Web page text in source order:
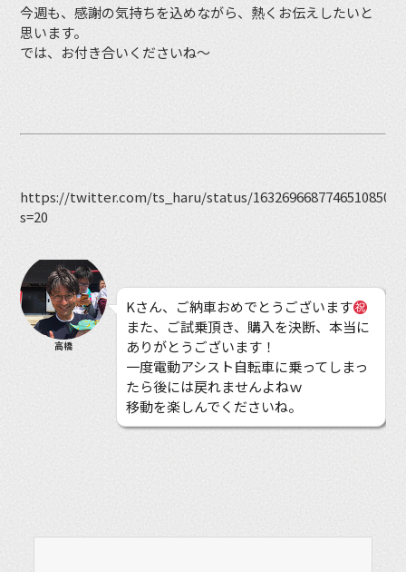
今週も、感謝の気持ちを込めながら、熱くお伝えしたいと
思います。
では、お付き合いくださいね〜
https://twitter.com/ts_haru/status/1632696687746510850?
s=20
高橋
Kさん、ご納車おめでとうございます
また、ご試乗頂き、購入を決断、本当に
ありがとうございます！
一度電動アシスト自転車に乗ってしまっ
たら後には戻れませんよねｗ
移動を楽しんでくださいね。